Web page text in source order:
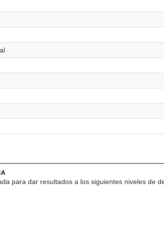
para dar resultados a los siguientes niveles de